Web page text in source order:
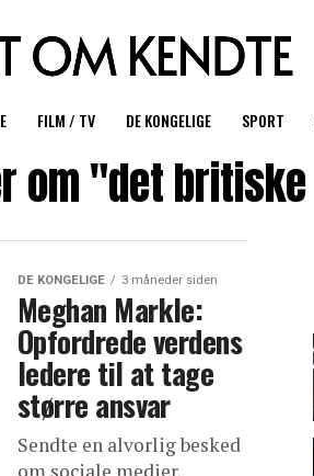
FILM / TV DE KONGELIGE SPORT
om "det
DE KONGELIGE 3 måneder siden
Meghan Markle:
Opfordrede verdens
ledere til at tage
større ansvar
Sendte en alvorlig besked